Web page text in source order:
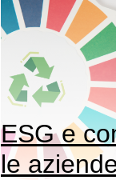
ESG e
le